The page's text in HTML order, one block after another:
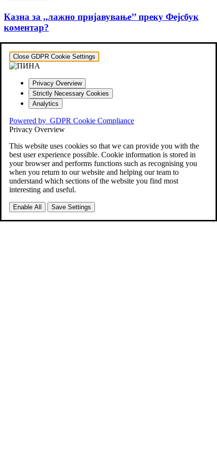
Казна за ,,лажно пријавување’’ преку Фејсбук
коментар?
Close GDPR Cookie Settings
Privacy Overview
Strictly Necessary Cookies
Analytics
Powered by GDPR Cookie Compliance
Privacy Overview
This website uses cookies so that we can provide you with the
best user experience possible. Cookie information is stored in
your browser and performs functions such as recognising you
when you return to our website and helping our team to
understand which sections of the website you find most
interesting and useful.
Enable All Save Settings